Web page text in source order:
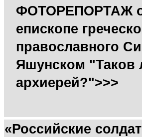
ФОТОРЕПОРТАЖ о
епископе
православного
Яшунском "Таков
архиерей?">>>
«Российские